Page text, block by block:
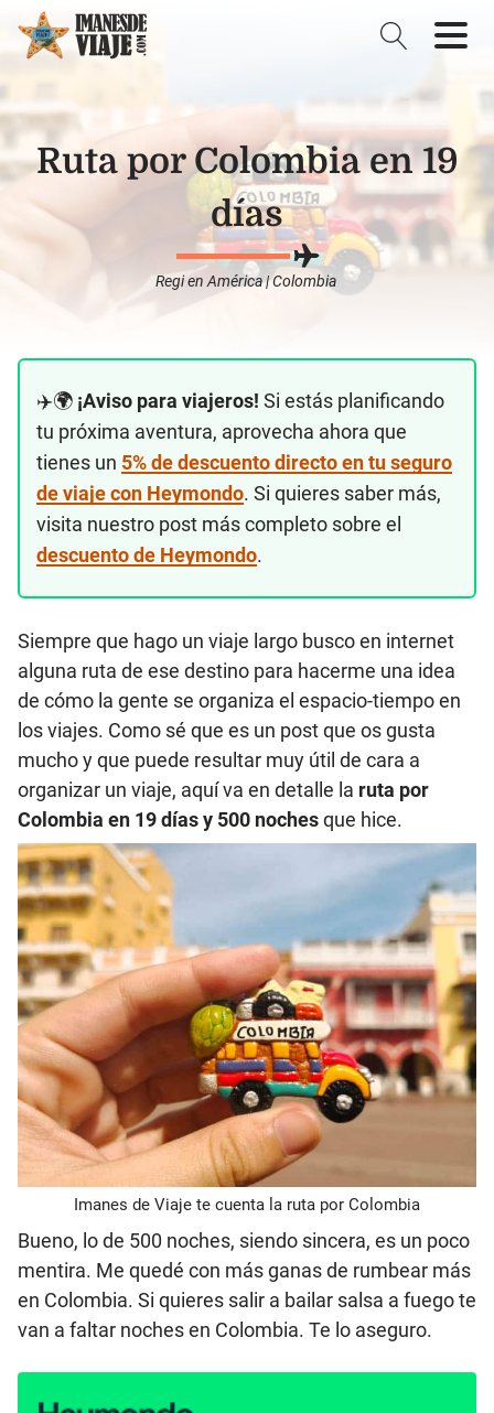
Ruta por Colombia en 19
días
Regien América|Colombia
✈️🌍 ¡Aviso para viajeros! Si estás planificando
tu próxima aventura, aprovecha ahora que
tienes un 5% de descuento directo en tu seguro
de viaje con Heymondo. Si quieres saber más,
visita nuestro post más completo sobre el
descuento de Heymondo.
Siempre que hago un viaje largo busco en internet
alguna ruta de ese destino para hacerme una idea
de cómo la gente se organiza el espacio-tiempo en
los viajes. Como sé que es un post que os gusta
mucho y que puede resultar muy útil de cara a
organizar un viaje, aquí va en detalle la ruta por
Colombia en 19 días y 500 nochesque hice.
Imanes de Viaje te cuenta la ruta por Colombia
Bueno, lo de 500 noches, siendo sincera, es un poco
mentira. Me quedé con más ganas de rumbear más
en Colombia. Si quieres salir a bailar salsa a fuego te
van a faltar noches en Colombia. Te lo aseguro.